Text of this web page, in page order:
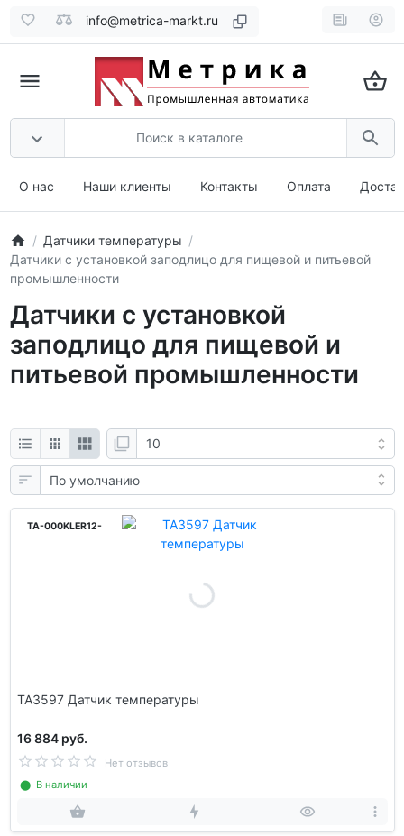
info@metrica-markt.ru
О нас Наши клиенты Контакты Оплата
Датчики температуры
Датчики с установкой заподлицо для пищевой и питьевой
промышленности
Датчики с установкой
заподлицо для пищевой и
питьевой промышленности
TA-000KLER12-
TA3597 Датчик температуры
16 884 руб.
Нет отзывов
⬤ В наличии